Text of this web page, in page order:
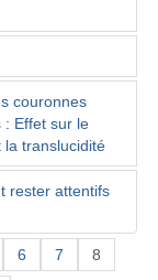
couronnes
: Effet sur le
la translucidité
rester attentifs
6 7 8